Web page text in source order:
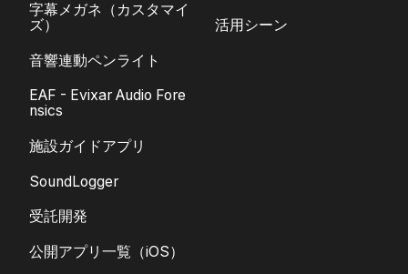
字幕メガネ（カスタマイ
ズ）
音響連動ペンライト
EAF - Evixar Audio Fore
nsics
施設ガイドアプリ
SoundLogger
受託開発
公開アプリ一覧（iOS）
活用シーン